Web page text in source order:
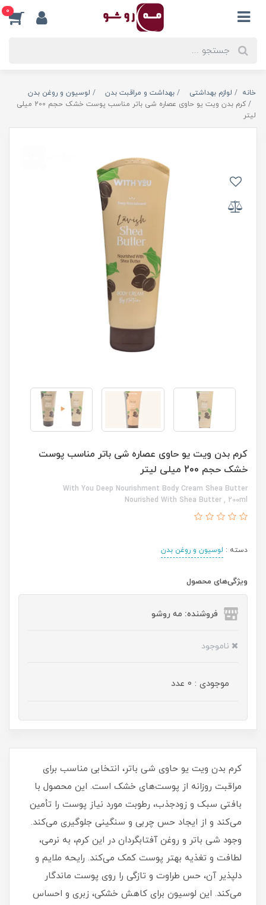
0
خانه لوازم بهداشتی بهداشت و مراقبت بدن
لوسیون و روغن بدن
کرم بدن ویت یو حاوی عصاره شی باتر مناسب پوست خشک حجم 200 میلی
لیتر
کرم بدن ویت یو حاوی عصاره شی باتر مناسب پوست
خشک حجم 200 میلی لیتر
With You Deep Nourishment Body Cream Shea Butter
Nourished With Shea Butter , 200ml
دسته : لوسیون و روغن بدن
ویژگی‌های محصول
فروشنده: مه رو‌شو
ناموجود
موجودی : 0 عدد
کرم بدن ویت یو حاوی شی باتر، انتخابی مناسب برای
مراقبت روزانه از پوست‌های خشک است. این محصول با
بافتی سبک و زودجذب، رطوبت مورد نیاز پوست را تأمین
می‌کند و از ایجاد حس چربی و سنگینی جلوگیری می‌کند.
وجود شی باتر و روغن آفتابگردان در این کرم، به نرمی،
لطافت و تغذیه بهتر پوست کمک می‌کند. رایحه ملایم و
دلپذیر آن، حس طراوت و تازگی را روی پوست ماندگار
می‌کند. این لوسیون برای کاهش خشکی، زبری و احساس